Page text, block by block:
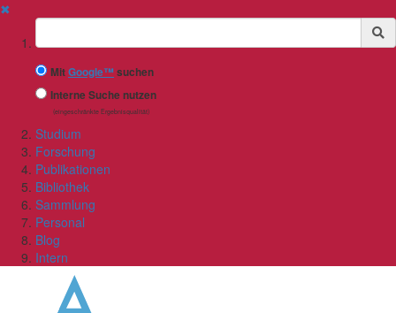
✖
Suchbegriff
MitGoogle™ suchen
Interne Suche nutzen
(eingeschränkte Ergebnisqualität)
Studium
Forschung
Publikationen
Bibliothek
Sammlung
Personal
Blog
Intern